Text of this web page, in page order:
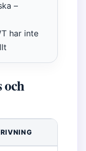
–
har inte
och